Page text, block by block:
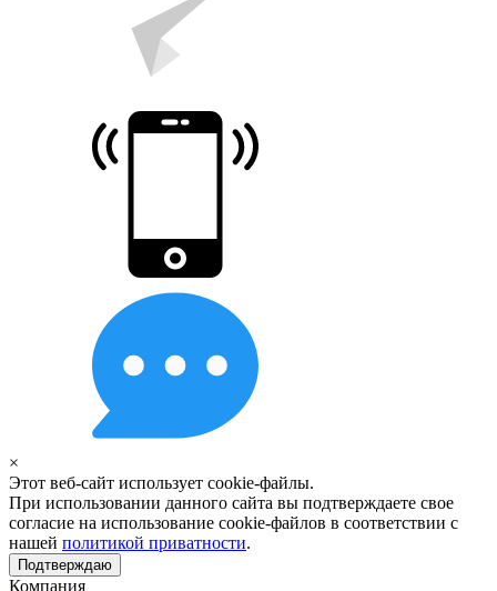
×
Этот веб-сайт использует cookie-файлы.
При использовании данного сайта вы подтверждаете свое
согласие на использование cookie-файлов в соответствии с
нашей политикой приватности.
Подтверждаю
Компания